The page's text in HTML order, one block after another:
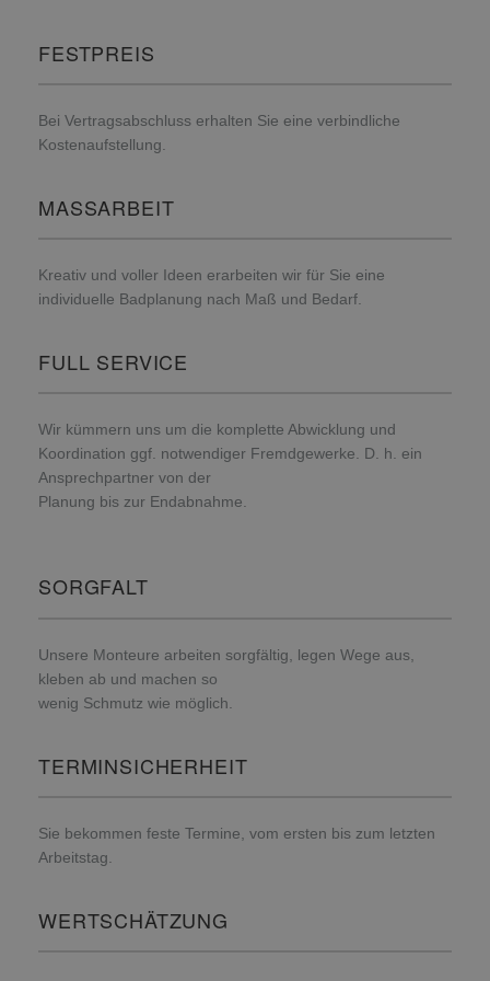
FESTPREIS
Bei Vertragsabschluss erhalten Sie eine verbindliche
Kostenaufstellung.
MASSARBEIT
Kreativ und voller Ideen erarbeiten wir für Sie eine
individuelle Badplanung nach Maß und Bedarf.
FULL SERVICE
Wir kümmern uns um die komplette Abwicklung und
Koordination ggf. notwendiger Fremdgewerke. D. h. ein
Ansprechpartner von der
Planung bis zur Endabnahme.
SORGFALT
Unsere Monteure arbeiten sorgfältig, legen Wege aus,
kleben ab und machen so
wenig Schmutz wie möglich.
TERMINSICHERHEIT
Sie bekommen feste Termine, vom ersten bis zum letzten
Arbeitstag.
WERTSCHÄTZUNG